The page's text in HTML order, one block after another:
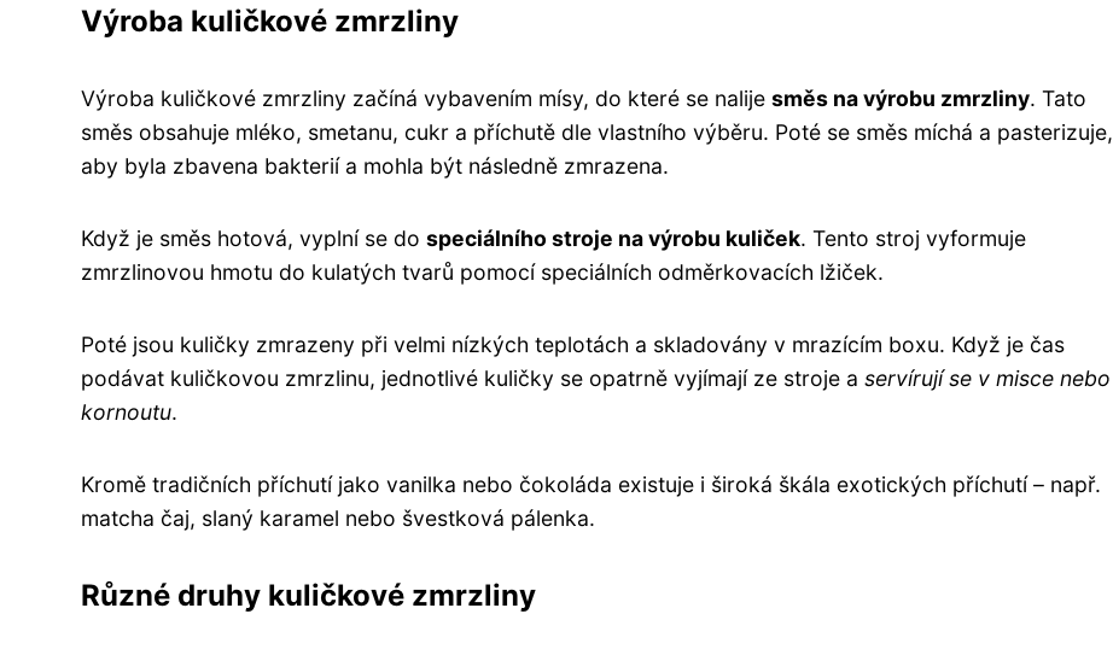
Výroba kuličkové zmrzliny
Výroba kuličkové zmrzliny začíná vybavením mísy, do které se nalije směs na výrobu zmrzliny. Tato
směs obsahuje mléko, smetanu, cukr a příchutě dle vlastního výběru. Poté se směs míchá a pasterizuje,
aby byla zbavena bakterií a mohla být následně zmrazena.
Když je směs hotová, vyplní se do speciálního stroje na výrobu kuliček. Tento stroj vyformuje
zmrzlinovou hmotu do kulatých tvarů pomocí speciálních odměrkovacích lžiček.
Poté jsou kuličky zmrazeny při velmi nízkých teplotách a skladovány v mrazícím boxu. Když je čas
podávat kuličkovou zmrzlinu, jednotlivé kuličky se opatrně vyjímají ze stroje a servírují se v misce nebo
kornoutu.
Kromě tradičních příchutí jako vanilka nebo čokoláda existuje i široká škála exotických příchutí – např.
matcha čaj, slaný karamel nebo švestková pálenka.
Různé druhy kuličkové zmrzliny